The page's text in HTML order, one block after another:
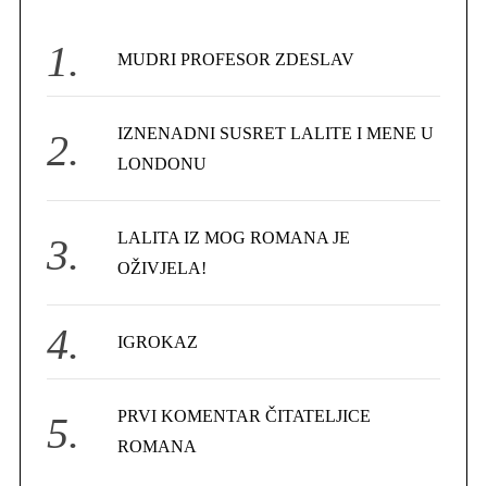
o
MUDRI PROFESOR ZDESLAV
IZNENADNI SUSRET LALITE I MENE U
LONDONU
LALITA IZ MOG ROMANA JE
OŽIVJELA!
IGROKAZ
PRVI KOMENTAR ČITATELJICE
ROMANA